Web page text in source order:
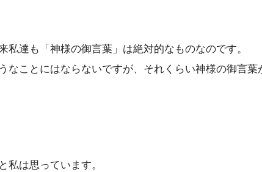
達も「神様の御言葉」は絶対的なものなのです。
ことにはならないですが、それくらい神様の御言葉
私は思っています。